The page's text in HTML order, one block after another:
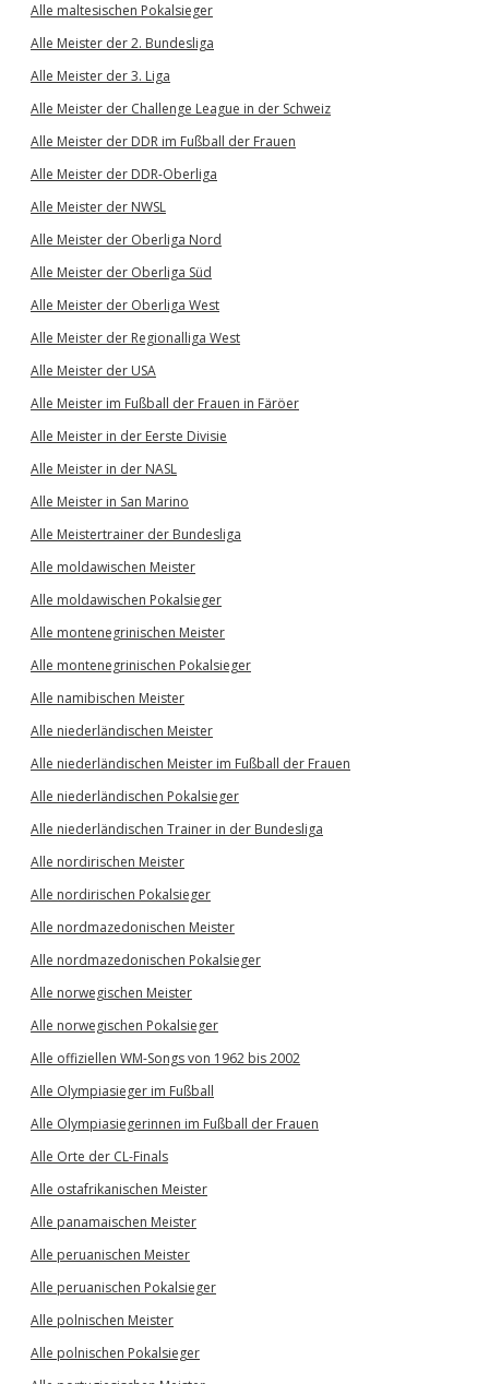
Alle maltesischen Pokalsieger
Alle Meister der 2. Bundesliga
Alle Meister der 3. Liga
Alle Meister der Challenge League in der Schweiz
Alle Meister der DDR im Fußball der Frauen
Alle Meister der DDR-Oberliga
Alle Meister der NWSL
Alle Meister der Oberliga Nord
Alle Meister der Oberliga Süd
Alle Meister der Oberliga West
Alle Meister der Regionalliga West
Alle Meister der USA
Alle Meister im Fußball der Frauen in Färöer
Alle Meister in der Eerste Divisie
Alle Meister in der NASL
Alle Meister in San Marino
Alle Meistertrainer der Bundesliga
Alle moldawischen Meister
Alle moldawischen Pokalsieger
Alle montenegrinischen Meister
Alle montenegrinischen Pokalsieger
Alle namibischen Meister
Alle niederländischen Meister
Alle niederländischen Meister im Fußball der Frauen
Alle niederländischen Pokalsieger
Alle niederländischen Trainer in der Bundesliga
Alle nordirischen Meister
Alle nordirischen Pokalsieger
Alle nordmazedonischen Meister
Alle nordmazedonischen Pokalsieger
Alle norwegischen Meister
Alle norwegischen Pokalsieger
Alle offiziellen WM-Songs von 1962 bis 2002
Alle Olympiasieger im Fußball
Alle Olympiasiegerinnen im Fußball der Frauen
Alle Orte der CL-Finals
Alle ostafrikanischen Meister
Alle panamaischen Meister
Alle peruanischen Meister
Alle peruanischen Pokalsieger
Alle polnischen Meister
Alle polnischen Pokalsieger